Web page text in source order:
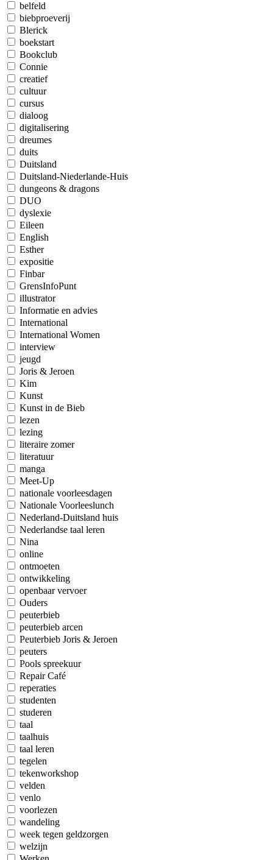
belfeld
biebproeverij
Blerick
boekstart
Bookclub
Connie
creatief
cultuur
cursus
dialoog
digitalisering
dreumes
duits
Duitsland
Duitsland-Niederlande-Huis
dungeons & dragons
DUO
dyslexie
Eileen
English
Esther
expositie
Finbar
GrensInfoPunt
illustrator
Informatie en advies
International
International Women
interview
jeugd
Joris & Jeroen
Kim
Kunst
Kunst in de Bieb
lezen
lezing
literaire zomer
literatuur
manga
Meet-Up
nationale voorleesdagen
Nationale Voorleeslunch
Nederland-Duitsland huis
Nederlandse taal leren
Nina
online
ontmoeten
ontwikkeling
openbaar vervoer
Ouders
peuterbieb
peuterbieb arcen
Peuterbieb Joris & Jeroen
peuters
Pools spreekuur
Repair Café
reperaties
studenten
studeren
taal
taalhuis
taal leren
tegelen
tekenworkshop
velden
venlo
voorlezen
wandeling
week tegen geldzorgen
welzijn